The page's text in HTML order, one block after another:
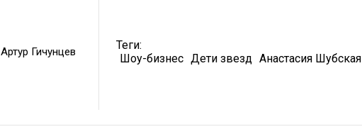
Артур Гичунцев
Теги:
Шоу-бизнес Дети звезд Анастасия Шубская